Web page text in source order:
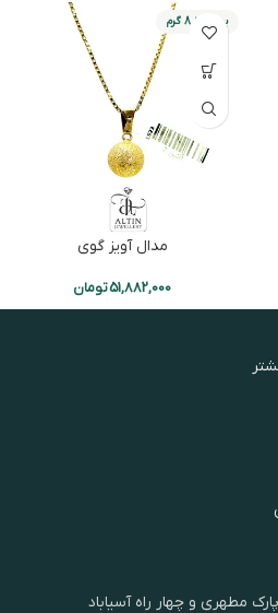
بین 2 تا 8 گرم
مدال آویز گوی
51,882,000تومان
مطهری و چهار راه آسیاباد